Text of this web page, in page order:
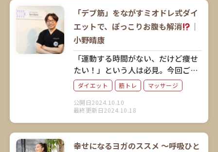
「デブ筋」をながすミオドレ式ダイ
エットで、ぽっこりお腹も解消
｜
小野晴康
ダイエット 筋トレ マッサージ
公開日2024.10.10
最終更新日2024.10.18
「運動する時間がない、だけど痩せ
たい！」という人は必見。今回ご紹
介するのは、激しい運動をしなくて
も筋肉にアプローチしてダイエット
できると話題のミオドレ式「デブ
筋」ながしです。考案者の小野晴康
解説していただきました。
幸せになるヨガのススメ ～呼吸ひと